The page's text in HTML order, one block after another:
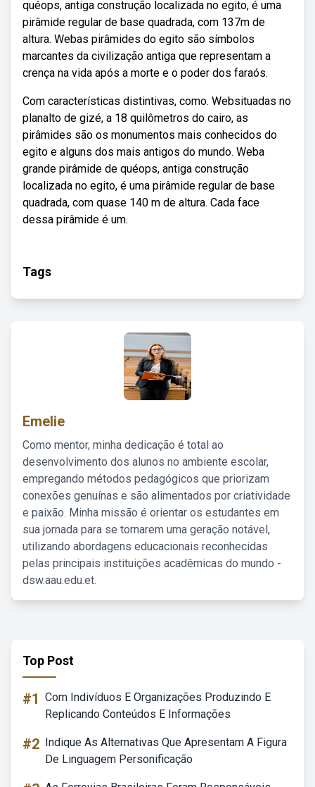
quéops, antiga construção localizada no egito, é uma
pirâmide regular de base quadrada, com 137m de
altura. Webas pirâmides do egito são símbolos
marcantes da civilização antiga que representam a
crença na vida após a morte e o poder dos faraós.
Com características distintivas, como. Websituadas no
planalto de gizé, a 18 quilômetros do cairo, as
pirâmides são os monumentos mais conhecidos do
egito e alguns dos mais antigos do mundo. Weba
grande pirâmide de quéops, antiga construção
localizada no egito, é uma pirâmide regular de base
quadrada, com quase 140 m de altura. Cada face
dessa pirâmide é um.
Tags
Emelie
Como mentor, minha dedicação é total ao
desenvolvimento dos alunos no ambiente escolar,
empregando métodos pedagógicos que priorizam
conexões genuínas e são alimentados por criatividade
e paixão. Minha missão é orientar os estudantes em
sua jornada para se tornarem uma geração notável,
utilizando abordagens educacionais reconhecidas
pelas principais instituições acadêmicas do mundo -
dsw.aau.edu.et.
Top Post
#1 Com Indivíduos E Organizações Produzindo E
Replicando Conteúdos E Informações
#2 Indique As Alternativas Que Apresentam A Figura
De Linguagem Personificação